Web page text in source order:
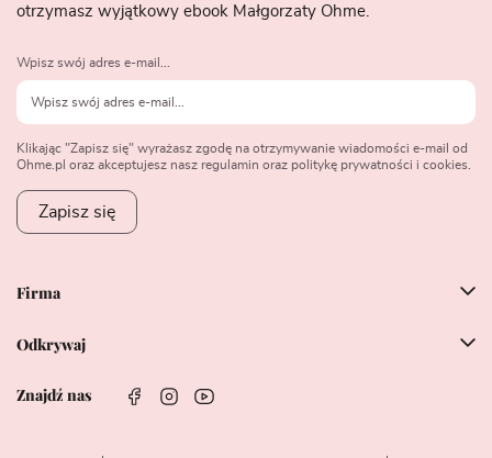
Firma
Odkrywaj
Znajdź nas
otrzymasz wyjątkowy ebook Małgorzaty Ohme.
Wpisz swój adres e-mail...
Klikając "Zapisz się" wyrażasz zgodę na otrzymywanie wiadomości e-mail od
Ohme.pl oraz akceptujesz nasz regulamin oraz politykę prywatności i cookies.
Zapisz się